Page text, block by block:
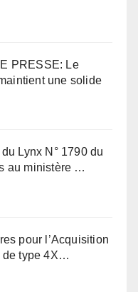
PRESSE: Le
une solide
Lynx N° 1790 du
au ministère …
pour l’Acquisition
de type 4X…